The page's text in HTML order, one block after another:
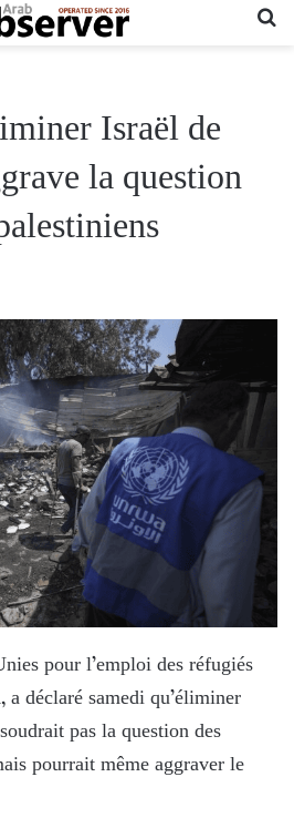
Israël de
la question
pour l’emploi des réfugiés
déclaré samedi qu’éliminer
pas la question des
pourrait même aggraver le